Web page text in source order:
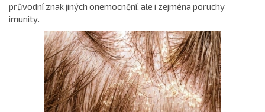
průvodní znak jiných onemocnění, ale i zejména poruchy
imunity.